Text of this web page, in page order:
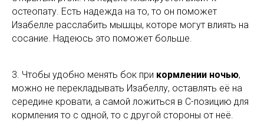
остеопату. Есть надежда на то, то он поможет
Изабелле расслабить мышцы, которе могут влиять на
сосание. Надеюсь это поможет больше.
3. Чтобы удобно менять бок при кормлении ночью,
можно не перекладывать Изабеллу, оставлять её на
середине кровати, а самой ложиться в С-позицию для
кормления то с одной, то с другой стороны от неё.